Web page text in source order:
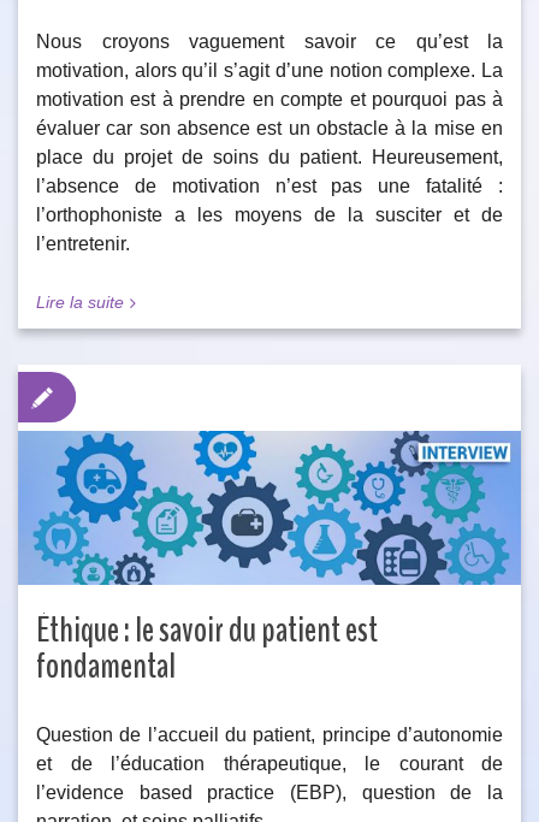
Nous croyons vaguement savoir ce qu’est la
motivation, alors qu’il s’agit d’une notion complexe. La
motivation est à prendre en compte et pourquoi pas à
évaluer car son absence est un obstacle à la mise en
place du projet de soins du patient. Heureusement,
l’absence de motivation n’est pas une fatalité :
l’orthophoniste a les moyens de la susciter et de
l’entretenir.
Lire la suite
Éthique : le savoir du patient est
fondamental
Question de l’accueil du patient, principe d’autonomie
et de l’éducation thérapeutique, le courant de
l’evidence based practice (EBP), question de la